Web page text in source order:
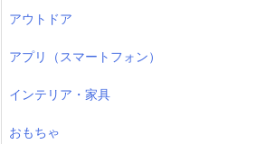
アウトドア
アプリ（スマートフォン）
インテリア・家具
おもちゃ